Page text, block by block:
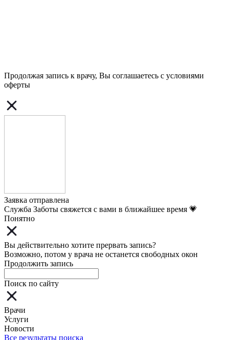
Продолжая запись к врачу, Вы соглашаетесь с условиями
оферты
Заявка отправлена
Служба Заботы свяжется с вами в ближайшее время 💗
Понятно
Вы действительно хотите прервать запись?
Возможно, потом у врача не останется свободных окон
Продолжить запись
Поиск по сайту
Врачи
Услуги
Новости
Все результаты поиска